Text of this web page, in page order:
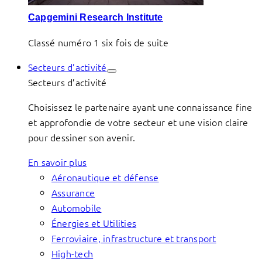
Capgemini Research Institute
Classé numéro 1 six fois de suite
Secteurs d’activité
Secteurs d’activité
Choisissez le partenaire ayant une connaissance fine
et approfondie de votre secteur et une vision claire
pour dessiner son avenir.
En savoir plus
Aéronautique et défense
Assurance
Automobile
Énergies et Utilities
Ferroviaire, infrastructure et transport
High-tech